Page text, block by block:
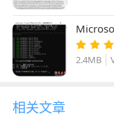
专业增
2.4MB
相关文章